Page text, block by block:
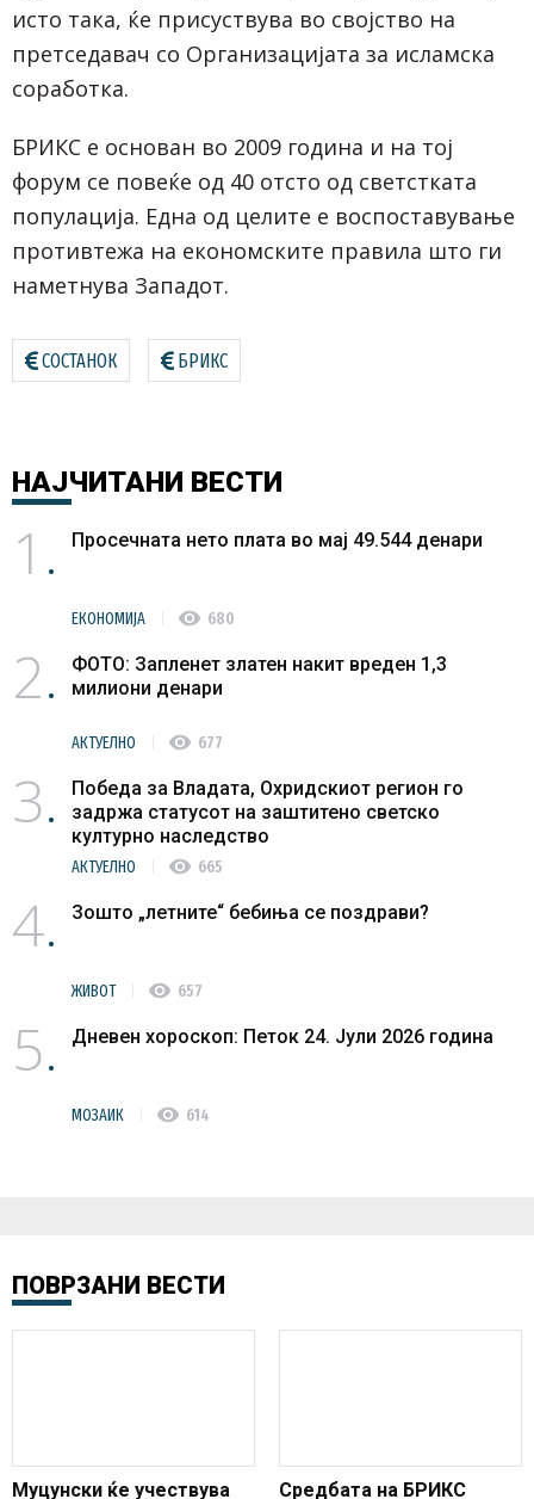
исто така, ќе присуствува во својство на
претседавач со Организацијата за исламска
соработка.
БРИКС е основан во 2009 година и на тој
форум се повеќе од 40 отсто од светстката
популација. Една од целите е воспоставување
противтежа на економските правила што ги
наметнува Западот.
СОСТАНОК БРИКС
НАЈЧИТАНИ ВЕСТИ
1 Просечната нето плата во мај 49.544 денари
ЕКОНОМИЈА visibility 680
2
ФОТО: Запленет златен накит вреден 1,3
милиони денари
АКТУЕЛНО visibility 677
3
Победа за Владата, Охридскиот регион го
задржа статусот на заштитено светско
културно наследство
АКТУЕЛНО visibility 665
4 Зошто „летните“ бебиња се поздрави?
ЖИВОТ visibility 657
5 Дневен хороскоп: Петок 24. Јули 2026 година
МОЗАИК visibility 614
ПОВРЗАНИ ВЕСТИ
Муцунски ќе учествува
Средбата на БРИКС